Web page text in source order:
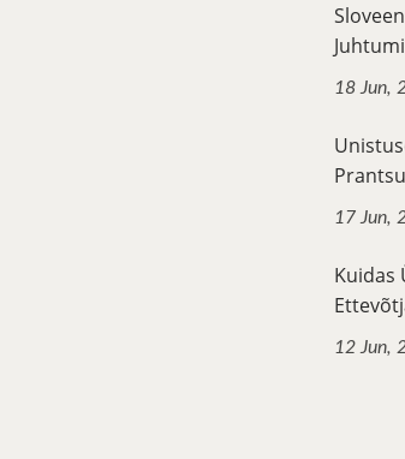
18 Jun,
17 Jun,
Kuidas
12 Jun,